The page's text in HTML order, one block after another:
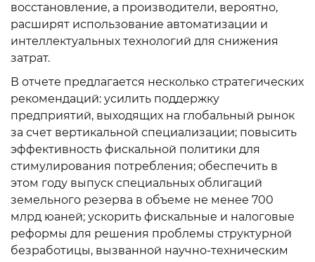
восстановление, а производители, вероятно,
расширят использование автоматизации и
интеллектуальных технологий для снижения
затрат.
В отчете предлагается несколько стратегических
рекомендаций: усилить поддержку
предприятий, выходящих на глобальный рынок
за счет вертикальной специализации; повысить
эффективность фискальной политики для
стимулирования потребления; обеспечить в
этом году выпуск специальных облигаций
земельного резерва в объеме не менее 700
млрд юаней; ускорить фискальные и налоговые
реформы для решения проблемы структурной
безработицы, вызванной научно-техническим